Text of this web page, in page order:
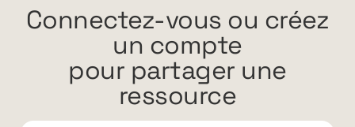
Connectez-vous ou créez
un compte
pour partager une
ressource